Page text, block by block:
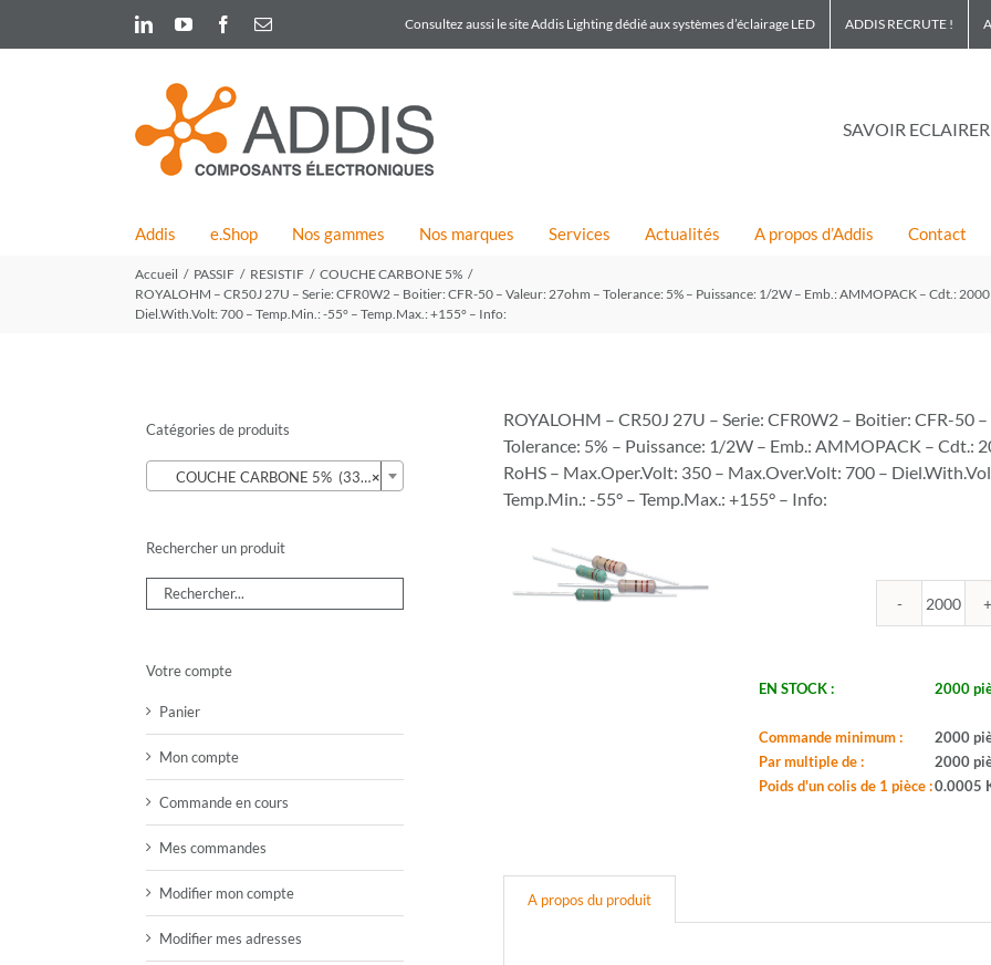
content
LinkedInYouTubeFacebook
Email Consultez aussi le site Addis Lighting dédié aux systèmes d’éclairage LED ADDIS RECRUTE !
SAVOIR
Addis e.Shop Nos gammes Nos marques Services Actualités A propos d’Addis Contact
Accueil PASSIF RESISTIF
COUCHE CARBONE 5%
ROYALOHM – CR50J 27U – Serie: CFR0W2 – Boitier: CFR-50 – Valeur: 27ohm – Tolerance: 5% – Puissance: 1/2W – Emb.: AMMOPACK – Cdt.:
Diel.With.Volt: 700 – Temp.Min.: -55° – Temp.Max.: +155° – Info:
ROYALOHM – CR50J 27U – Serie: CFR0W2 – Boitier: CFR-50
Tolerance: 5% – Puissance: 1/2W – Emb.: AMMOPACK – Cdt.:
RoHS – Max.Oper.Volt: 350 – Max.Over.Volt: 700 –
Temp.Min.: -55° – Temp.Max.: +155° – Info:
quantité
-
CR50J
-
Serie:
Valeur:
EN STOCK : 2000
Commande minimum :
2000
Par multiple de :
2000
Poids d'un colis de 1 pièce :0.0005
A propos du produit
Catégories de produits
×
COUCHE CARBONE 5% (339)
Rechercher un produit
Votre compte
Panier
Mon compte
Commande en cours
Mes commandes
Modifier mon compte
Modifier mes adresses